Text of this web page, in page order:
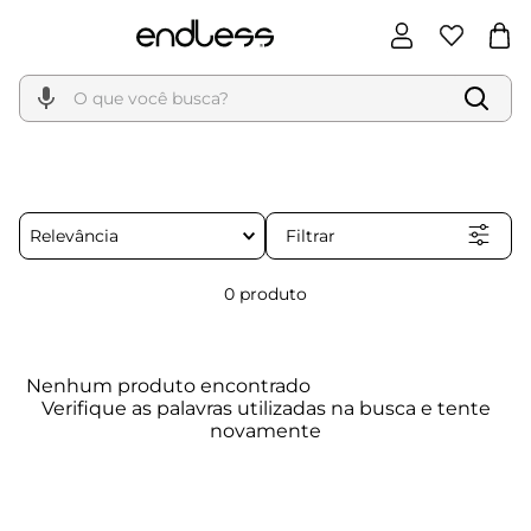
O que você busca?
Relevância Filtrar
0 produto
Nenhum produto encontrado